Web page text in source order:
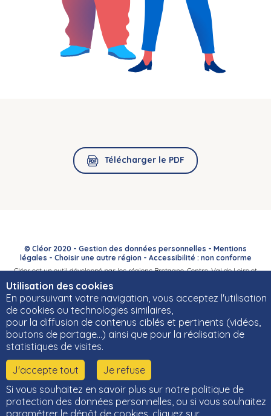
Utilisation des cookies
En poursuivant votre navigation, vous acceptez l'utilisation
de cookies ou technologies similaires,
pour la diffusion de contenus ciblés et pertinents (vidéos,
boutons de partage…) ainsi que pour la réalisation de
statistiques de visites.
J'accepte tout
Je refuse
Si vous souhaitez en savoir plus sur notre politique de
protection des données personnelles, ou si vous souhaitez
paramétrer le dépôt de cookies, cliquez sur
Télécharger le PDF
© Cléor 2020 - Gestion des données personnelles - Mentions
légales - Choisir une autre région- Accessibilité : non conforme
Cléor est un outil développé par les régions Bretagne, Centre-Val de Loire et